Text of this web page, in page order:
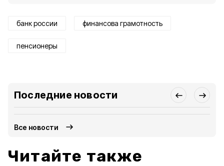
банк россии финансова грамотность
пенсионеры
Последние новости
Все новости
Читайте также